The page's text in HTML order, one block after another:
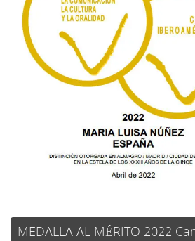
MEDALLA AL MÉRITO 2022